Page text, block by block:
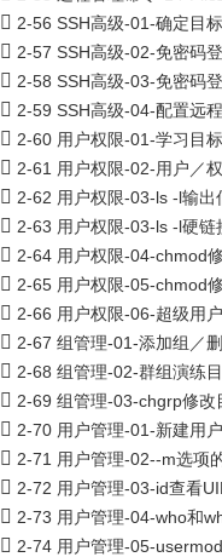
2-56 SSH高级-01-确定目
2-57 SSH高级-02-免密码
2-58 SSH高级-03-免密码
2-59 SSH高级-04-配置远
2-60 用户权限-01-学习目标
2-61 用户权限-02-用户／
2-62 用户权限-03-ls -l输出
2-63 用户权限-03-ls -l硬链
2-64 用户权限-04-chmod
2-65 用户权限-05-chmod
2-66 用户权限-06-超级用
2-67 组管理-01-添加组／
2-68 组管理-02-群组演练
2-69 组管理-03-chgrp修改
2-70 用户管理-01-新建用
2-71 用户管理-02--m选项
2-72 用户管理-03-id查看
2-73 用户管理-04-who和
2-74 用户管理-05-